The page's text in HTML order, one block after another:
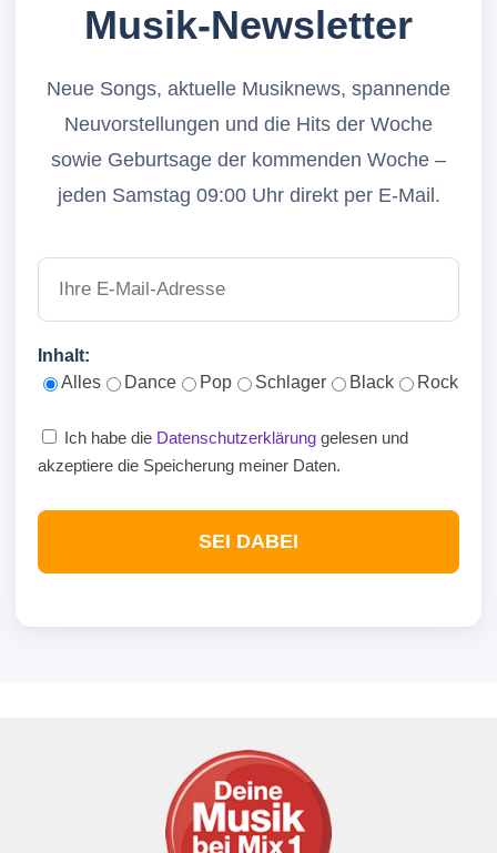
Musik-Newsletter
Neue Songs, aktuelle Musiknews, spannende
Neuvorstellungen und die Hits der Woche
sowie Geburtsage der kommenden Woche –
jeden Samstag 09:00 Uhr direkt per E-Mail.
Inhalt:
Alles
Dance Pop Schlager Black Rock
Ich habe die Datenschutzerklärung gelesen und
akzeptiere die Speicherung meiner Daten.
SEI DABEI